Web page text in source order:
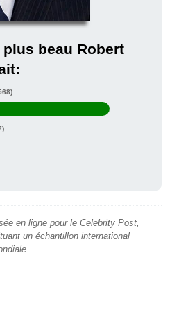
beau Robert
en ligne pour le Celebrity Post,
un échantillon international